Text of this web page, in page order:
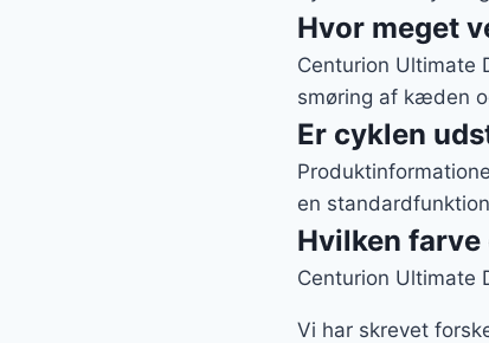
Hvor meget
Centurion Ultimate
smøring af kæden
Er cyklen
en
Hvilken farve
Centurion Ultimate
Vi har skrevet